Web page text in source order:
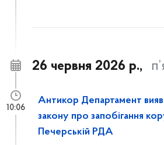
26 червня 2026 р.,
Антикор Департамент
закону про запобігання
Печерській РДА
10:06